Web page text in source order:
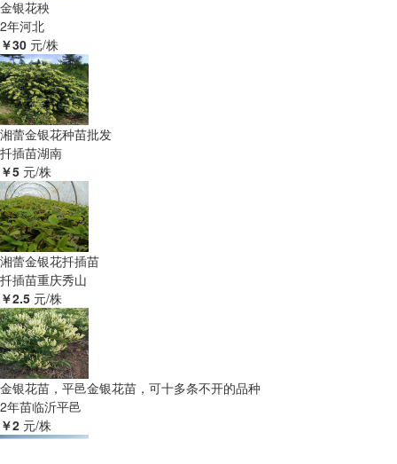
金银花秧
2年河北
￥30 元/株
湘蕾金银花种苗批发
扦插苗湖南
￥5 元/株
湘蕾金银花扦插苗
扦插苗重庆秀山
￥2.5 元/株
金银花苗，平邑金银花苗，可十多条不开的品种
2年苗临沂平邑
￥2 元/株